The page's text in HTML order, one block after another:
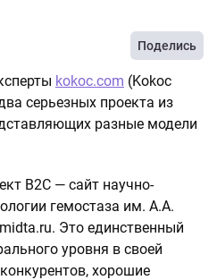
Поделись
kokoc.com (Kokoc
серьезных проекта из
разные модели
B2C — сайт научно-
гемостаза им. А.А.
Это единственный
уровня в своей
хорошие